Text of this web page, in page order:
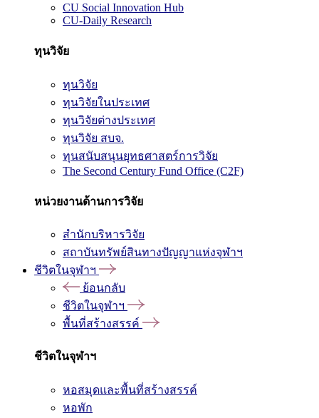
CU Social Innovation Hub
CU-Daily Research
ทุนวิจัย
ทุนวิจัย
ทุนวิจัยในประเทศ
ทุนวิจัยต่างประเทศ
ทุนวิจัย สบจ.
ทุนสนับสนุนยุทธศาสตร์การวิจัย
The Second Century Fund Office (C2F)
หน่วยงานด้านการวิจัย
สำนักบริหารวิจัย
สถาบันทรัพย์สินทางปัญญาแห่งจุฬาฯ
ชีวิตในจุฬาฯ
ย้อนกลับ
ชีวิตในจุฬาฯ
พื้นที่สร้างสรรค์
ชีวิตในจุฬาฯ
หอสมุดและพื้นที่สร้างสรรค์
หอพัก